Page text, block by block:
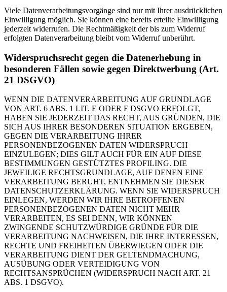
Viele Datenverarbeitungsvorgänge sind nur mit Ihrer ausdrücklichen
Einwilligung möglich. Sie können eine bereits erteilte Einwilligung
jederzeit widerrufen. Die Rechtmäßigkeit der bis zum Widerruf
erfolgten Datenverarbeitung bleibt vom Widerruf unberührt.
Widerspruchsrecht gegen die Datenerhebung in
besonderen Fällen sowie gegen Direktwerbung (Art.
21 DSGVO)
WENN DIE DATENVERARBEITUNG AUF GRUNDLAGE
VON ART. 6 ABS. 1 LIT. E ODER F DSGVO ERFOLGT,
HABEN SIE JEDERZEIT DAS RECHT, AUS GRÜNDEN, DIE
SICH AUS IHRER BESONDEREN SITUATION ERGEBEN,
GEGEN DIE VERARBEITUNG IHRER
PERSONENBEZOGENEN DATEN WIDERSPRUCH
EINZULEGEN; DIES GILT AUCH FÜR EIN AUF DIESE
BESTIMMUNGEN GESTÜTZTES PROFILING. DIE
JEWEILIGE RECHTSGRUNDLAGE, AUF DENEN EINE
VERARBEITUNG BERUHT, ENTNEHMEN SIE DIESER
DATENSCHUTZERKLÄRUNG. WENN SIE WIDERSPRUCH
EINLEGEN, WERDEN WIR IHRE BETROFFENEN
PERSONENBEZOGENEN DATEN NICHT MEHR
VERARBEITEN, ES SEI DENN, WIR KÖNNEN
ZWINGENDE SCHUTZWÜRDIGE GRÜNDE FÜR DIE
VERARBEITUNG NACHWEISEN, DIE IHRE INTERESSEN,
RECHTE UND FREIHEITEN ÜBERWIEGEN ODER DIE
VERARBEITUNG DIENT DER GELTENDMACHUNG,
AUSÜBUNG ODER VERTEIDIGUNG VON
RECHTSANSPRÜCHEN (WIDERSPRUCH NACH ART. 21
ABS. 1 DSGVO).